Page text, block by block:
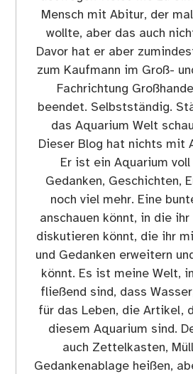
Mensch mit Abitur, der
wollte, aber das auch
Davor hat er aber
zum Kaufmann im Groß-
Fachrichtung
beendet. Selbstständig.
das Aquarium Welt
Dieser Blog hat nichts mit
Er ist ein Aquarium
Gedanken, Geschichten,
noch viel mehr. Eine
anschauen könnt, in die
diskutieren könnt, die ihr
und Gedanken erweitern
könnt. Es ist meine Welt,
fließend sind, dass
für das Leben, die Artikel,
diesem Aquarium sind.
auch Zettelkasten,
Gedankenablage heißen,